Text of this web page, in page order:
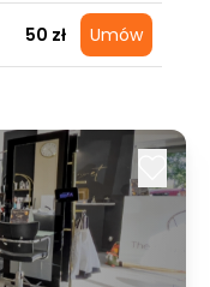
50 zł Umów